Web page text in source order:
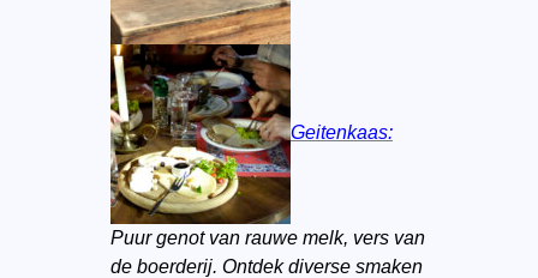
Geitenkaas:
Puur genot van rauwe melk, vers van
de boerderij. Ontdek diverse smaken